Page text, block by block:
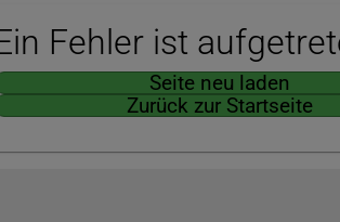
Fehler ist
Seite neu laden
Zurück zur Startseite